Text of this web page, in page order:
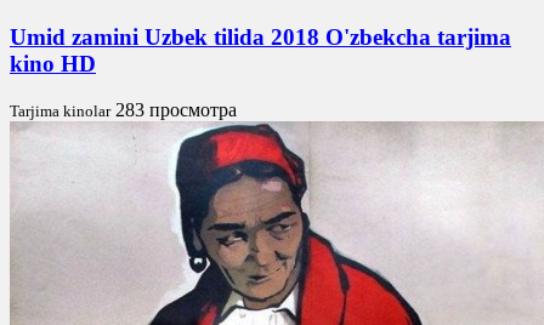
Umid zamini Uzbek tilida 2018 O'zbekcha tarjima
kino HD
Tarjima kinolar 283 просмотра